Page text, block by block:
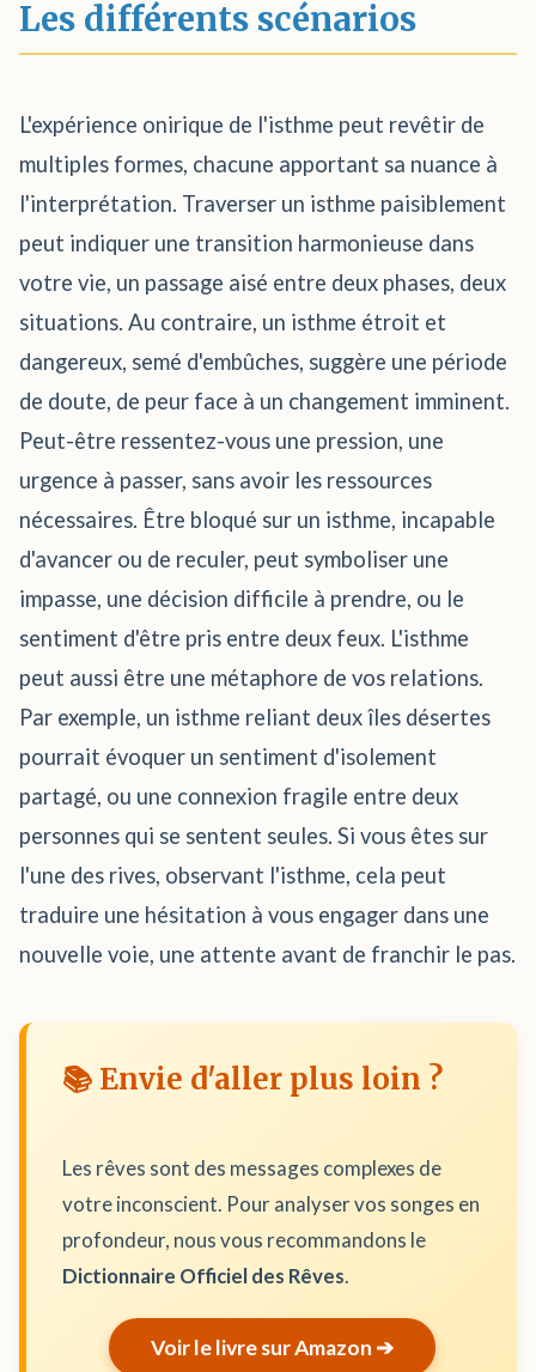
Les différents scénarios
L'expérience onirique de l'isthme peut revêtir de
multiples formes, chacune apportant sa nuance à
l'interprétation. Traverser un isthme paisiblement
peut indiquer une transition harmonieuse dans
votre vie, un passage aisé entre deux phases, deux
situations. Au contraire, un isthme étroit et
dangereux, semé d'embûches, suggère une période
de doute, de peur face à un changement imminent.
Peut-être ressentez-vous une pression, une
urgence à passer, sans avoir les ressources
nécessaires. Être bloqué sur un isthme, incapable
d'avancer ou de reculer, peut symboliser une
impasse, une décision difficile à prendre, ou le
sentiment d'être pris entre deux feux. L'isthme
peut aussi être une métaphore de vos relations.
Par exemple, un isthme reliant deux îles désertes
pourrait évoquer un sentiment d'isolement
partagé, ou une connexion fragile entre deux
personnes qui se sentent seules. Si vous êtes sur
l'une des rives, observant l'isthme, cela peut
traduire une hésitation à vous engager dans une
nouvelle voie, une attente avant de franchir le pas.
📚 Envie d'aller plus loin ?
Les rêves sont des messages complexes de
votre inconscient. Pour analyser vos songes en
profondeur, nous vous recommandons le
Dictionnaire Officiel des Rêves.
Voir le livre sur Amazon ➔